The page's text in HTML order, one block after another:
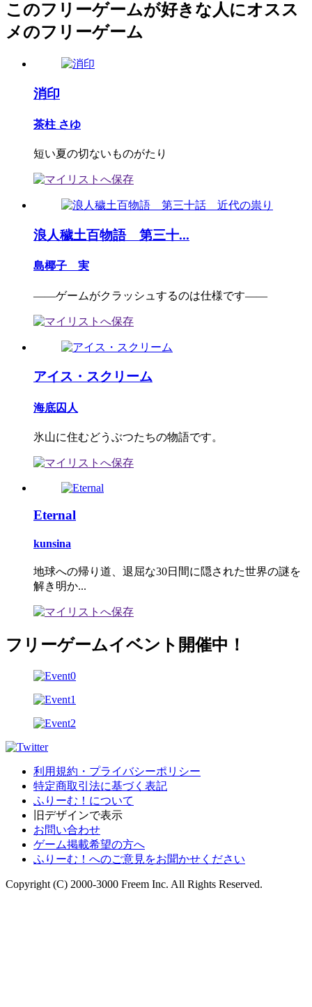
このフリーゲームが好きな人にオスス
メのフリーゲーム
消印
茶柱 さゆ
短い夏の切ないものがたり
浪人穢土百物語 第三十...
島椰子 実
――ゲームがクラッシュするのは仕様です――
アイス・スクリーム
海底囚人
氷山に住むどうぶつたちの物語です。
Eternal
kunsina
地球への帰り道、退屈な30日間に隠された世界の謎を
解き明か...
フリーゲームイベント開催中！
利用規約・プライバシーポリシー
特定商取引法に基づく表記
ふりーむ！について
旧デザインで表示
お問い合わせ
ゲーム掲載希望の方へ
ふりーむ！へのご意見をお聞かせください
Copyright (C) 2000-3000 Freem Inc. All Rights Reserved.